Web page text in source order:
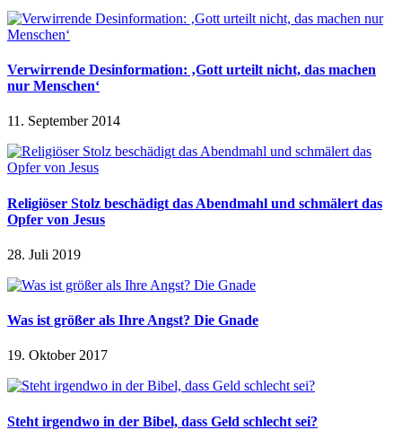
Verwirrende Desinformation: ‚Gott urteilt nicht, das machen
nur Menschen‘
11. September 2014
Religiöser Stolz beschädigt das Abendmahl und schmälert das
Opfer von Jesus
28. Juli 2019
Was ist größer als Ihre Angst? Die Gnade
19. Oktober 2017
Steht irgendwo in der Bibel, dass Geld schlecht sei?